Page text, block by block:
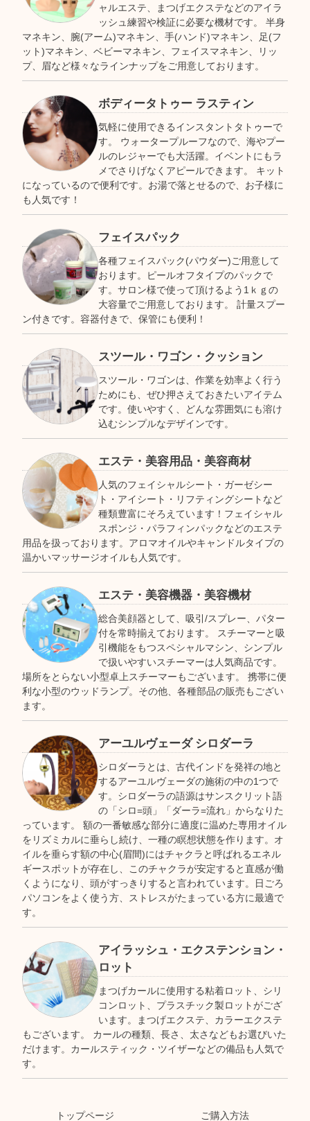
ャルエステ、まつげエクステなどのアイラ
ッシュ練習や検証に必要な機材です。 半身
マネキン、腕(アーム)マネキン、手(ハンド)マネキン、足(フ
ット)マネキン、ベビーマネキン、フェイスマネキン、リッ
プ、眉など様々なラインナップをご用意しております。
ボディータトゥー ラスティン
気軽に使用できるインスタントタトゥーで
す。 ウォータープルーフなので、海やプー
ルのレジャーでも大活躍。イベントにもラ
メでさりげなくアピールできます。 キット
になっているので便利です。お湯で落とせるので、お子様に
も人気です！
フェイスパック
各種フェイスパック(パウダー)ご用意して
おります。ピールオフタイプのパックで
す。サロン様で使って頂けるよう1ｋｇの
大容量でご用意しております。 計量スプー
ン付きです。容器付きで、保管にも便利！
スツール・ワゴン・クッション
スツール・ワゴンは、作業を効率よく行う
ためにも、ぜひ押さえておきたいアイテム
です。使いやすく、どんな雰囲気にも溶け
込むシンプルなデザインです。
エステ・美容用品・美容商材
人気のフェイシャルシート・ガーゼシー
ト・アイシート・リフティングシートなど
種類豊富にそろえています！フェイシャル
スポンジ・パラフィンパックなどのエステ
用品を扱っております。アロマオイルやキャンドルタイプの
温かいマッサージオイルも人気です。
エステ・美容機器・美容機材
総合美顔器として、吸引/スプレー、パター
付を常時揃えております。 スチーマーと吸
引機能をもつスペシャルマシン、シンプル
で扱いやすいスチーマーは人気商品です。
場所をとらない小型卓上スチーマーもございます。 携帯に便
利な小型のウッドランプ。その他、各種部品の販売もござい
ます。
アーユルヴェーダ シロダーラ
シロダーラとは、古代インドを発祥の地と
するアーユルヴェーダの施術の中の1つで
す。シロダーラの語源はサンスクリット語
の「シロ=頭」「ダーラ=流れ」からなりた
っています。 額の一番敏感な部分に適度に温めた専用オイル
をリズミカルに垂らし続け、一種の瞑想状態を作ります。オ
イルを垂らす額の中心(眉間)にはチャクラと呼ばれるエネル
ギースポットが存在し、このチャクラが安定すると直感が働
くようになり、頭がすっきりすると言われています。日ごろ
パソコンをよく使う方、ストレスがたまっている方に最適で
す。
アイラッシュ・エクステンション・
ロット
まつげカールに使用する粘着ロット、シリ
コンロット、プラスチック製ロットがござ
います。まつげエクステ、カラーエクステ
もございます。 カールの種類、長さ、太さなどもお選びいた
だけます。カールスティック・ツイザーなどの備品も人気で
す。
トップページ ご購入方法